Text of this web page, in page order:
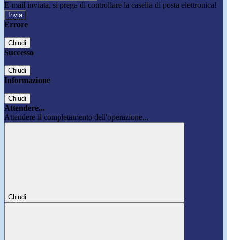
E-mail inviata, si prega di controllare la casella di posta elettronica!
Errore
Chiudi
Successo
Chiudi
Informazione
Chiudi
Attendere...
Attendere il completamento dell'operazione...
Chiudi